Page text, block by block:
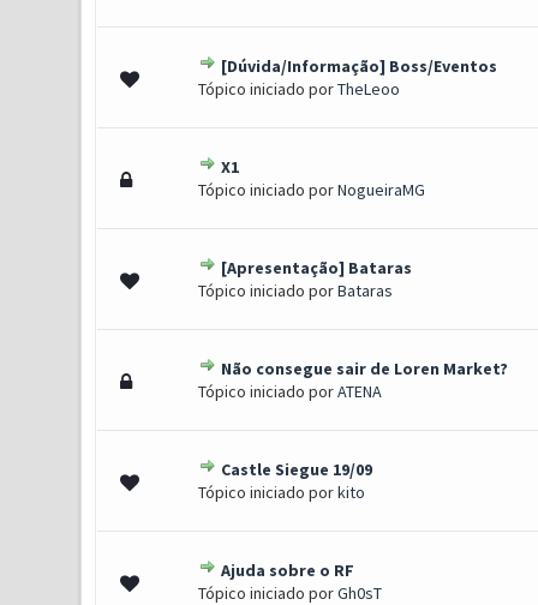
[Dúvida/Informação] Boss/Eventos
Tópico iniciado porTheLeoo
1 Voto(s) - 5 de 5 em média
123 45
X1
Tópico iniciado porNogueiraMG
[Apresentação] Bataras
Tópico iniciado porBataras
1 Voto(s) - 5 de 5 em média
1
Não consegue sair de Loren Market?
Tópico iniciado porATENA
1 Voto(s) - 5 de 5 em média
12 34 5
Castle Siegue 19/09
Tópico iniciado porkito
1 Voto(s) - 5 de 5 em média
Ajuda sobre o RF
Tópico iniciado porGh0sT